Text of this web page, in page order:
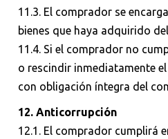
11.3. El comprador se
bienes que haya adquirido
11.4. Si el comprador no
o rescindir inmediatamente
con obligación íntegra del
12. Anticorrupción
12.1. El comprador cumplirá